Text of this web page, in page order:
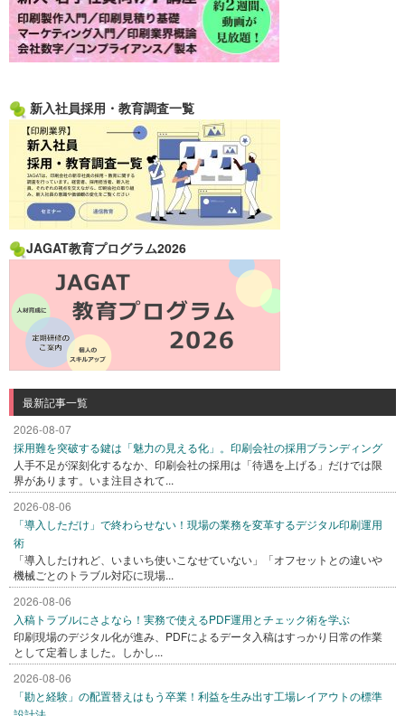
新入社員採用・教育調査一覧
JAGAT教育プログラム2026
最新記事一覧
2026-08-07
採用難を突破する鍵は「魅力の見える化」。印刷会社の採用ブランディング
人手不足が深刻化するなか、印刷会社の採用は「待遇を上げる」だけでは限
界があります。いま注目されて...
2026-08-06
「導入しただけ」で終わらせない！現場の業務を変革するデジタル印刷運用
術
「導入したけれど、いまいち使いこなせていない」「オフセットとの違いや
機械ごとのトラブル対応に現場...
2026-08-06
入稿トラブルにさよなら！実務で使えるPDF運用とチェック術を学ぶ
印刷現場のデジタル化が進み、PDFによるデータ入稿はすっかり日常の作業
として定着しました。しかし...
2026-08-06
「勘と経験」の配置替えはもう卒業！利益を生み出す工場レイアウトの標準